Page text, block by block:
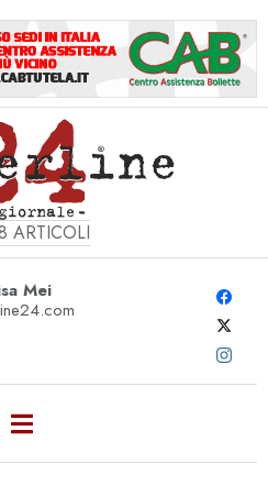
ARTICOLI
Mei